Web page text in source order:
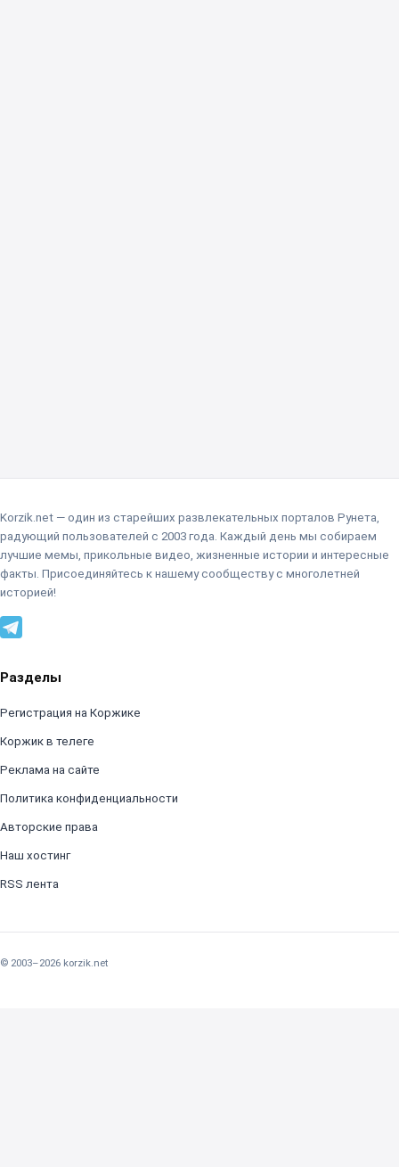
Korzik.net — один из старейших развлекательных порталов Рунета,
радующий пользователей с 2003 года. Каждый день мы собираем
лучшие мемы, прикольные видео, жизненные истории и интересные
факты. Присоединяйтесь к нашему сообществу с многолетней
историей!
Разделы
Регистрация на Коржике
Коржик в телеге
Реклама на сайте
Политика конфиденциальности
Авторские права
Наш хостинг
RSS лента
© 2003–2026 korzik.net